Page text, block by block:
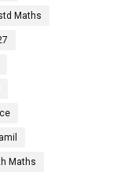
Maths
Maths